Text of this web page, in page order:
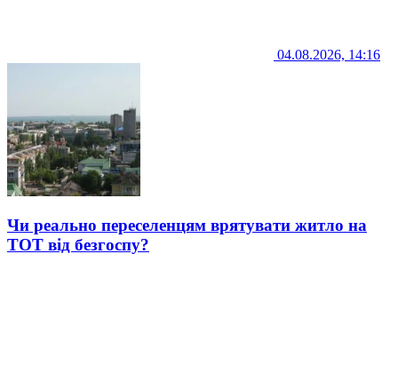
04.08.2026, 14:16
Чи реально переселенцям врятувати житло на
ТОТ від безгоспу?